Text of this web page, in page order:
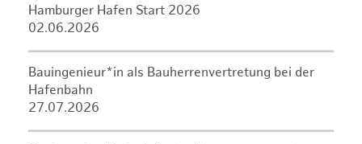
Hamburger Hafen Start 2026
02.06.2026
Bauingenieur*in als Bauherrenvertretung bei der
Hafenbahn
27.07.2026